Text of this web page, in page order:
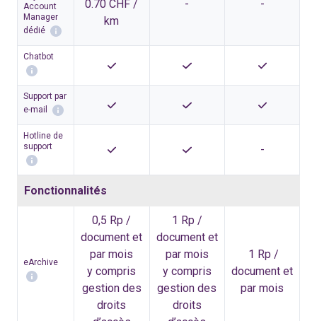
Account
Manager
dédié
0.70 CHF /
km
- -
Chatbot
Support par
e-mail
Hotline de
support
-
Fonctionnalités
eArchive
0,5 Rp /
document et
par mois
y compris
gestion des
droits
1 Rp /
document et
par mois
y compris
gestion des
droits
1 Rp /
document et
par mois